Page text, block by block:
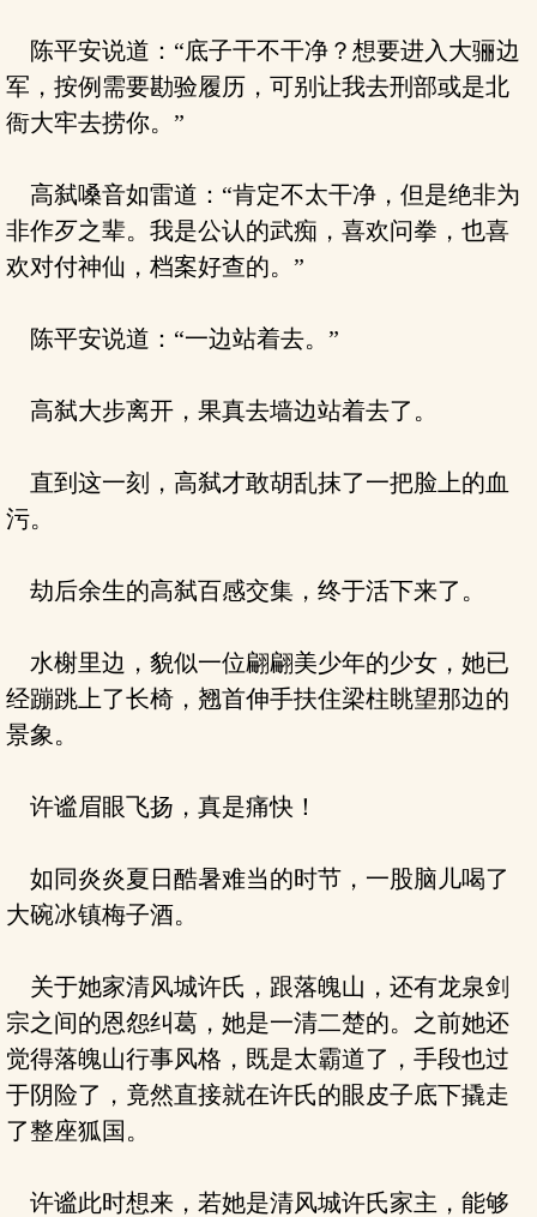
陈平安说道：“底子干不干净？想要进入大骊边
军，按例需要勘验履历，可别让我去刑部或是北
衙大牢去捞你。”
高弑嗓音如雷道：“肯定不太干净，但是绝非为
非作歹之辈。我是公认的武痴，喜欢问拳，也喜
欢对付神仙，档案好查的。”
陈平安说道：“一边站着去。”
高弑大步离开，果真去墙边站着去了。
直到这一刻，高弑才敢胡乱抹了一把脸上的血
污。
劫后余生的高弑百感交集，终于活下来了。
水榭里边，貌似一位翩翩美少年的少女，她已
经蹦跳上了长椅，翘首伸手扶住梁柱眺望那边的
景象。
许谧眉眼飞扬，真是痛快！
如同炎炎夏日酷暑难当的时节，一股脑儿喝了
大碗冰镇梅子酒。
关于她家清风城许氏，跟落魄山，还有龙泉剑
宗之间的恩怨纠葛，她是一清二楚的。之前她还
觉得落魄山行事风格，既是太霸道了，手段也过
于阴险了，竟然直接就在许氏的眼皮子底下撬走
了整座狐国。
许谧此时想来，若她是清风城许氏家主，能够